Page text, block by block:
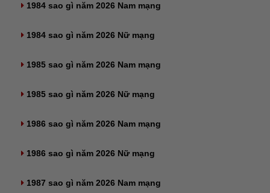
1984 sao gì năm 2026 Nam mạng
1984 sao gì năm 2026 Nữ mạng
1985 sao gì năm 2026 Nam mạng
1985 sao gì năm 2026 Nữ mạng
1986 sao gì năm 2026 Nam mạng
1986 sao gì năm 2026 Nữ mạng
1987 sao gì năm 2026 Nam mạng